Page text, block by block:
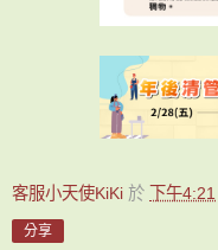
客服小天使KiKi 於 下午4:21
分享